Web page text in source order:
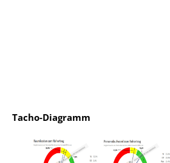
Tacho-Diagramm